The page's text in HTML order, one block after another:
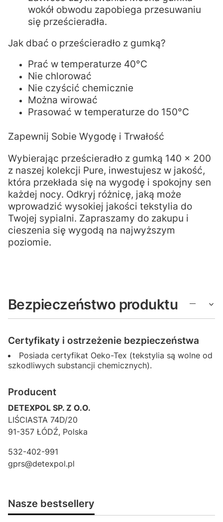
wokół obwodu zapobiega przesuwaniu
się prześcieradła.
Jak dbać o prześcieradło z gumką?
Prać w temperaturze 40°C
Nie chlorować
Nie czyścić chemicznie
Można wirować
Prasować w temperaturze do 150°C
Zapewnij Sobie Wygodę i Trwałość
Wybierając prześcieradło z gumką 140 x 200
z naszej kolekcji Pure, inwestujesz w jakość,
która przekłada się na wygodę i spokojny sen
każdej nocy. Odkryj różnicę, jaką może
wprowadzić wysokiej jakości tekstylia do
Twojej sypialni. Zapraszamy do zakupu i
cieszenia się wygodą na najwyższym
poziomie.
Bezpieczeństwo produktu
Certyfikaty i ostrzeżenie bezpieczeństwa
Posiada certyfikat Oeko-Tex (tekstylia są wolne od
szkodliwych substancji chemicznych).
Producent
DETEXPOL SP. Z O.O.
LIŚCIASTA 74D/20
91-357 ŁÓDŹ, Polska
532-402-991
gprs@detexpol.pl
Nasze bestsellery